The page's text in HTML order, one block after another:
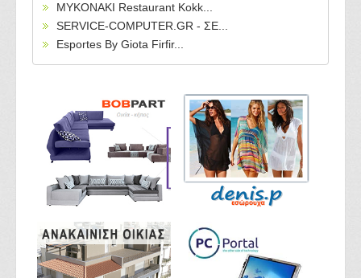
MYKONAKI Restaurant Kokk...
SERVICE-COMPUTER.GR - ΣΕ...
Esportes By Giota Firfir...